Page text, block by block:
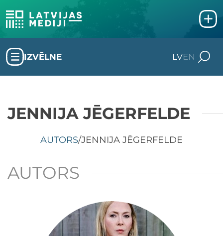
IZVĒLNE LVEN
JENNIJA JĒGERFELDE
AUTORS/JENNIJA JĒGERFELDE
AUTORS